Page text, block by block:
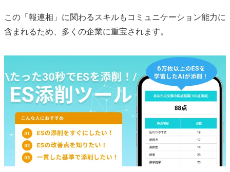
この「報連相」に関わるスキルもコミュニケーション能力に
含まれるため、多くの企業に重宝されます。